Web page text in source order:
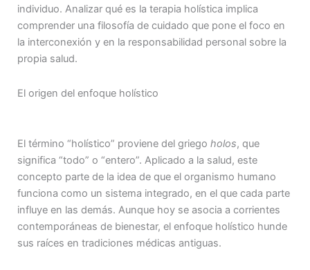
individuo. Analizar qué es la terapia holística implica
comprender una filosofía de cuidado que pone el foco en
la interconexión y en la responsabilidad personal sobre la
propia salud.
El origen del enfoque holístico
El término “holístico” proviene del griego holos, que
significa “todo” o “entero”. Aplicado a la salud, este
concepto parte de la idea de que el organismo humano
funciona como un sistema integrado, en el que cada parte
influye en las demás. Aunque hoy se asocia a corrientes
contemporáneas de bienestar, el enfoque holístico hunde
sus raíces en tradiciones médicas antiguas.